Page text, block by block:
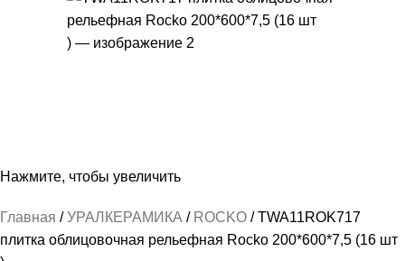
Нажмите, чтобы увеличить
Главная УРАЛКЕРАМИКА ROCKO
TWA11ROK717
плитка облицовочная рельефная Rocko 200*600*7,5 (16 шт